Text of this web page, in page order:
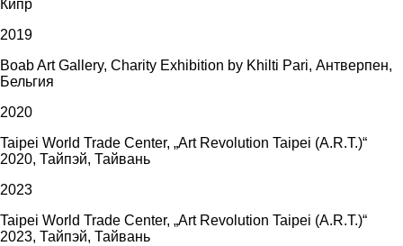
Кипр
2019
Boab Art Gallery, Charity Exhibition by Khilti Pari, Антверпен,
Бельгия
2020
Taipei World Trade Center, „Art Revolution Taipei (A.R.T.)“
2020, Тайпэй, Тайвань
2023
Taipei World Trade Center, „Art Revolution Taipei (A.R.T.)“
2023, Тайпэй, Тайвань